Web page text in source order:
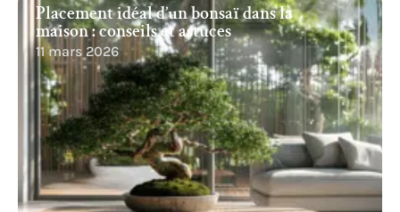
Placement idéal d’un bonsaï dans la
maison : conseils et astuces
11 mars 2026